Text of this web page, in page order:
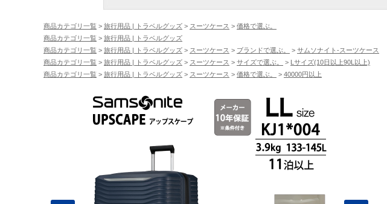
商品カテゴリ一覧 > 旅行用品 | トラベルグッズ > スーツケース > 価格で選ぶ。
商品カテゴリ一覧 > 旅行用品 | トラベルグッズ
商品カテゴリ一覧 > 旅行用品 | トラベルグッズ > スーツケース > ブランドで選ぶ。 > サムソナイト-スーツケース
商品カテゴリ一覧 > 旅行用品 | トラベルグッズ > スーツケース > サイズで選ぶ。 > Lサイズ(10日以上90L以上)
商品カテゴリ一覧 > 旅行用品 | トラベルグッズ > スーツケース > 価格で選ぶ。 > 40000円以上